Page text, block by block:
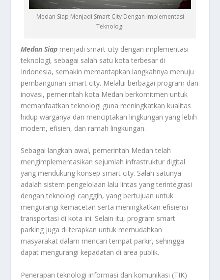
Medan Siap Menjadi Smart City Dengan Implementasi
Teknologi
Medan Siap menjadi smart city dengan implementasi
teknologi, sebagai salah satu kota terbesar di
Indonesia, semakin memantapkan langkahnya menuju
pembangunan smart city. Melalui berbagai program dan
inovasi, pemerintah kota Medan berkomitmen untuk
memanfaatkan teknologi guna meningkatkan kualitas
hidup warganya dan menciptakan lingkungan yang lebih
modern, efisien, dan ramah lingkungan.
Sebagai langkah awal, pemerintah Medan telah
mengimplementasikan sejumlah infrastruktur digital
yang mendukung konsep smart city. Salah satunya
adalah sistem pengelolaan lalu lintas yang terintegrasi
dengan teknologi canggih, yang bertujuan untuk
mengurangi kemacetan serta meningkatkan efisiensi
transportasi di kota ini. Selain itu, program smart
parking juga di terapkan untuk memudahkan
masyarakat dalam mencari tempat parkir, sehingga
dapat mengurangi kepadatan di area publik.
Penerapan teknologi informasi dan komunikasi (TIK)